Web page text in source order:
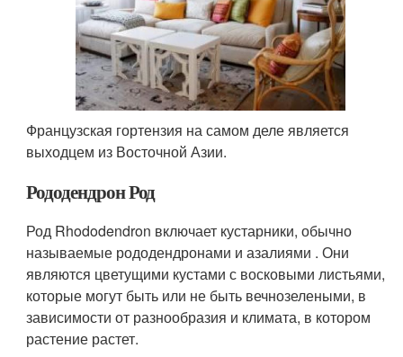
Французская гортензия на самом деле является
выходцем из Восточной Азии.
Рододендрон Род
Род Rhododendron включает кустарники, обычно
называемые рододендронами и азалиями . Они
являются цветущими кустами с восковыми листьями,
которые могут быть или не быть вечнозелеными, в
зависимости от разнообразия и климата, в котором
растение растет.